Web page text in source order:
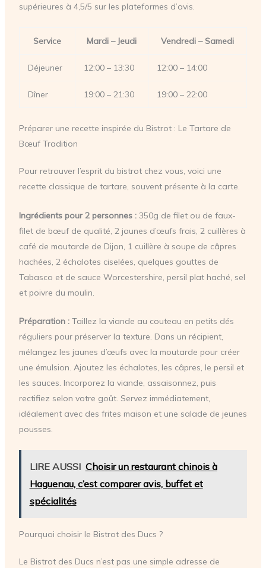
supérieures à 4,5/5 sur les plateformes d’avis.
Service Mardi – Jeudi Vendredi – Samedi
Déjeuner 12:00 – 13:30 12:00 – 14:00
Dîner 19:00 – 21:30 19:00 – 22:00
Préparer une recette inspirée du Bistrot : Le Tartare de
Bœuf Tradition
Pour retrouver l’esprit du bistrot chez vous, voici une
recette classique de tartare, souvent présente à la carte.
Ingrédients pour 2 personnes :350g de filet ou de faux-
filet de bœuf de qualité, 2 jaunes d’œufs frais, 2 cuillères à
café de moutarde de Dijon, 1 cuillère à soupe de câpres
hachées, 2 échalotes ciselées, quelques gouttes de
Tabasco et de sauce Worcestershire, persil plat haché, sel
et poivre du moulin.
Préparation :Taillez la viande au couteau en petits dés
réguliers pour préserver la texture. Dans un récipient,
mélangez les jaunes d’œufs avec la moutarde pour créer
une émulsion. Ajoutez les échalotes, les câpres, le persil et
les sauces. Incorporez la viande, assaisonnez, puis
rectifiez selon votre goût. Servez immédiatement,
idéalement avec des frites maison et une salade de jeunes
pousses.
LIRE AUSSI Choisir un restaurant chinois à
Haguenau, c’est comparer avis, buffet et
spécialités
Pourquoi choisir le Bistrot des Ducs ?
Le Bistrot des Ducs n’est pas une simple adresse de